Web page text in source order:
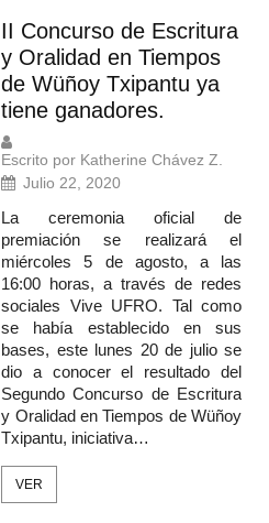
II Concurso de Escritura
y Oralidad en Tiempos
de Wüñoy Txipantu ya
tiene ganadores.
Escrito por Katherine Chávez Z.
Julio 22, 2020
La ceremonia oficial de
premiación se realizará el
miércoles 5 de agosto, a las
16:00 horas, a través de redes
sociales Vive UFRO. Tal como
se había establecido en sus
bases, este lunes 20 de julio se
dio a conocer el resultado del
Segundo Concurso de Escritura
y Oralidad en Tiempos de Wüñoy
Txipantu, iniciativa…
VER